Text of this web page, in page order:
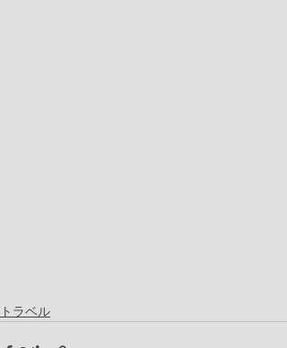
トラベル